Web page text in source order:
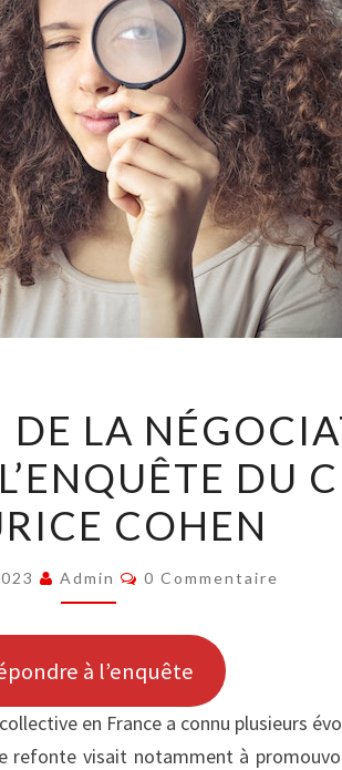
DE
LA
NÉGOCIATION
COLLECTIVE
L’ENQUÊTE
DU
CERCLE
COHEN
DE LA
DU
COHEN
Admin Commentaires
0 Commentaire
à l’enquête
en France a connu plusieurs
refonte visait notamment à